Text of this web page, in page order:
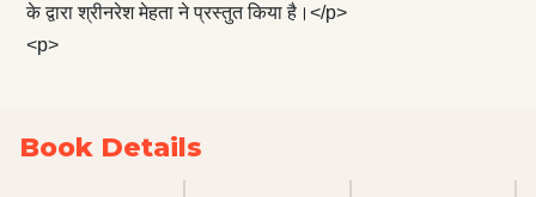
के द्वारा श्रीनरेश मेहता ने प्रस्तुत किया है।</p>
<p>
Book Details